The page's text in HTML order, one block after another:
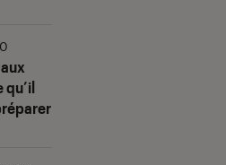
qu’il